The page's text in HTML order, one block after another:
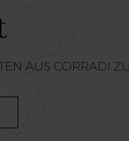
AUS CORRADI